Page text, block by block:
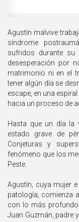
Agustín malvive
síndrome
sufridos durante
desesperación por
matrimonio ni en el
tener algún día se
escape, en una
hacia un proceso de
Hasta que un día la
estado grave de
Conjeturas y
fenómeno que los
Peste.
Agustín, cuya mujer
patología, comienza
con lo más
Juan Guzmán, padre